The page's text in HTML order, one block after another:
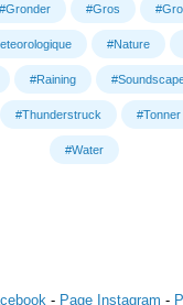
#Gronder #Gros
#Nature
#Raining
#Thunderstruck #Tonner
#Water
- Page Instagram -